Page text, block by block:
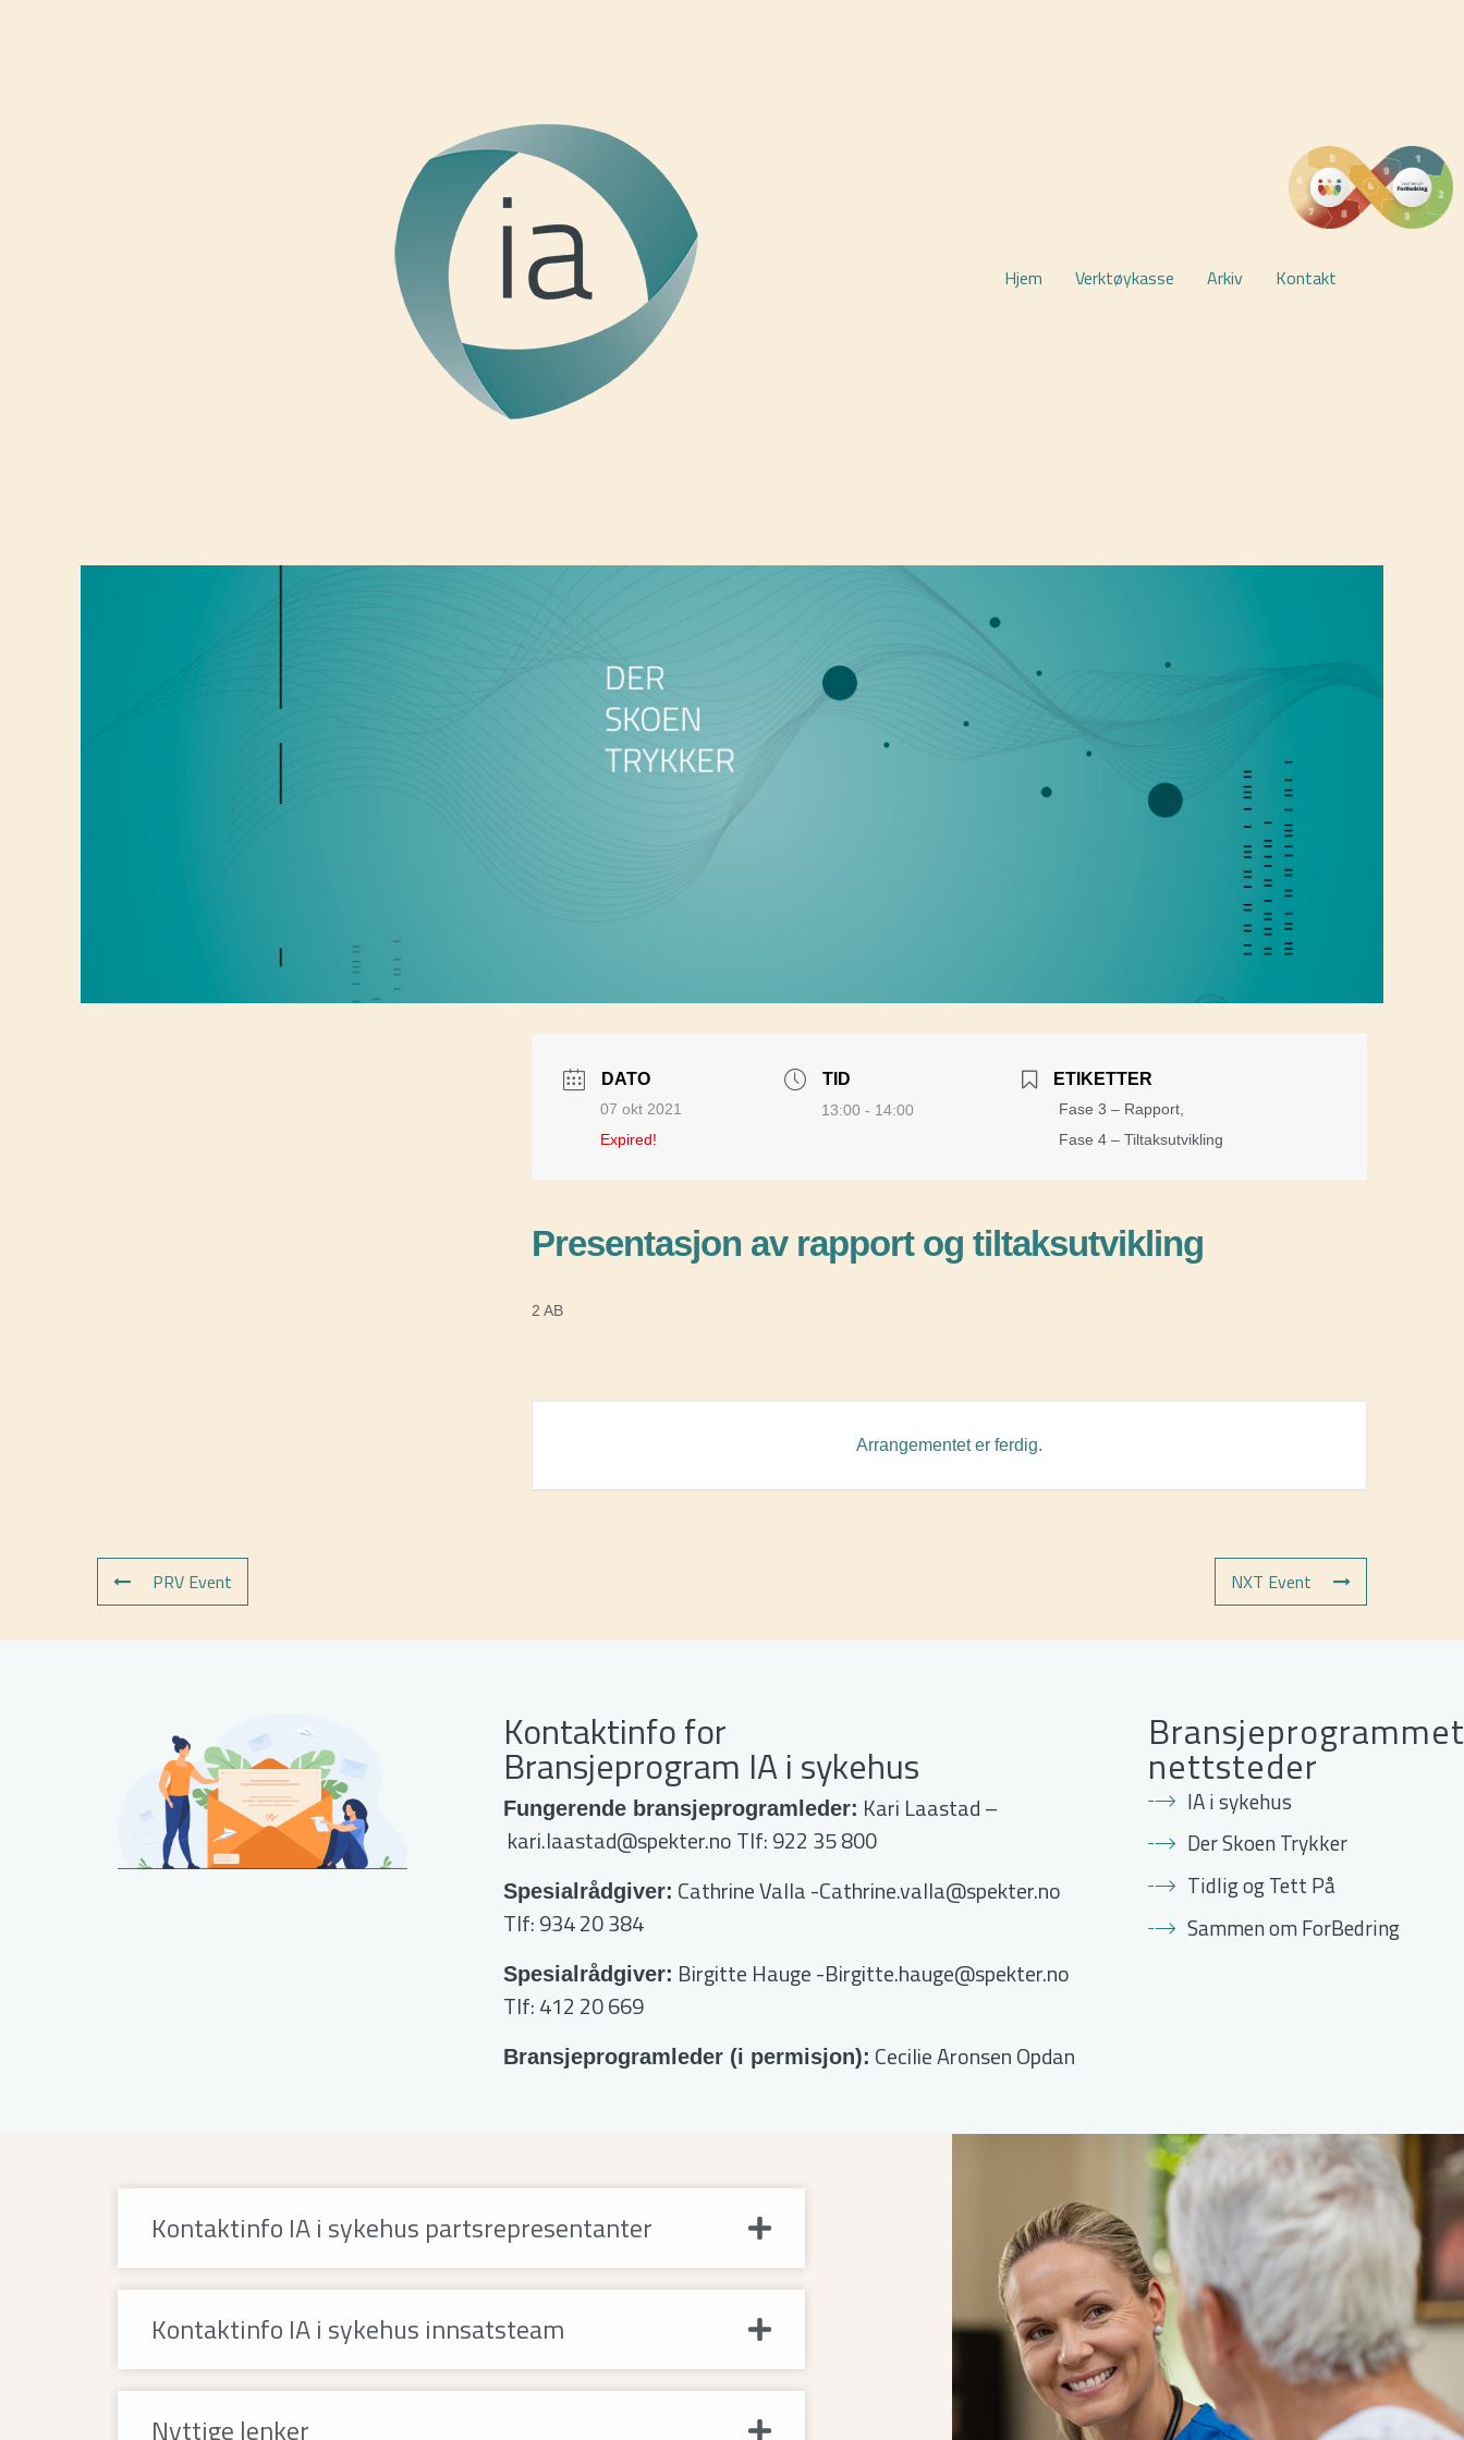
Hjem Verktøykasse Arkiv Kontakt
DATO
07 okt 2021
Expired!
TID
13:00 - 14:00
ETIKETTER
Fase 3 – Rapport,
Fase 4 – Tiltaksutvikling
Presentasjon av rapport og tiltaksutvikling
2 AB
Arrangementet er ferdig.
PRV Event NXT Event
Kontaktinfo for
Bransjeprogram IA i sykehus
Fungerende bransjeprogramleder: Kari Laastad –
kari.laastad@spekter.noTlf: 922 35 800
Spesialrådgiver: Cathrine Valla-Cathrine.valla@spekter.no
Tlf: 934 20 384
Spesialrådgiver: Birgitte Hauge-Birgitte.hauge@spekter.no
Tlf: 412 20 669
Bransjeprogramleder (i permisjon): Cecilie Aronsen Opdan
nettsteder
IA i sykehus
Der Skoen Trykker
Tidlig og Tett På
Sammen om ForBedring
Kontaktinfo IA i sykehus partsrepresentanter
Kontaktinfo IA i sykehus innsatsteam
Nyttige lenker